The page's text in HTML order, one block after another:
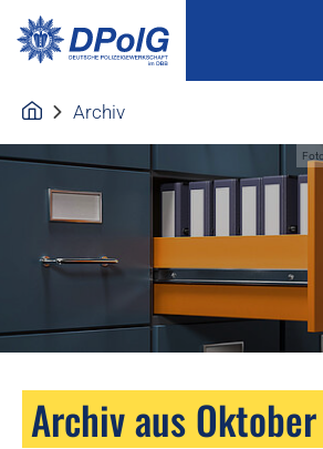
Archiv
Archiv aus